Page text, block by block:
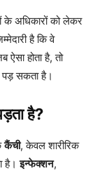
के अधिकारों को लेकर
है कि वे
होता है, तो
पड़ सकता है।
है?
कैंची, केवल शारीरिक
है।इन्फेक्शन,